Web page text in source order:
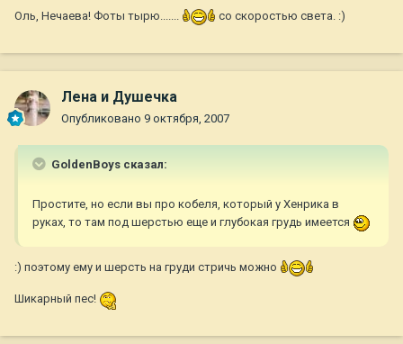
Оль, Нечаева! Фоты тырю....... со скоростью света. :)
Лена и Душечка
Опубликовано 9 октября, 2007
GoldenBoys сказал:
Простите, но если вы про кобеля, который у Хенрика в
руках, то там под шерстью еще и глубокая грудь имеется
:) поэтому ему и шерсть на груди стричь можно
Шикарный пес!